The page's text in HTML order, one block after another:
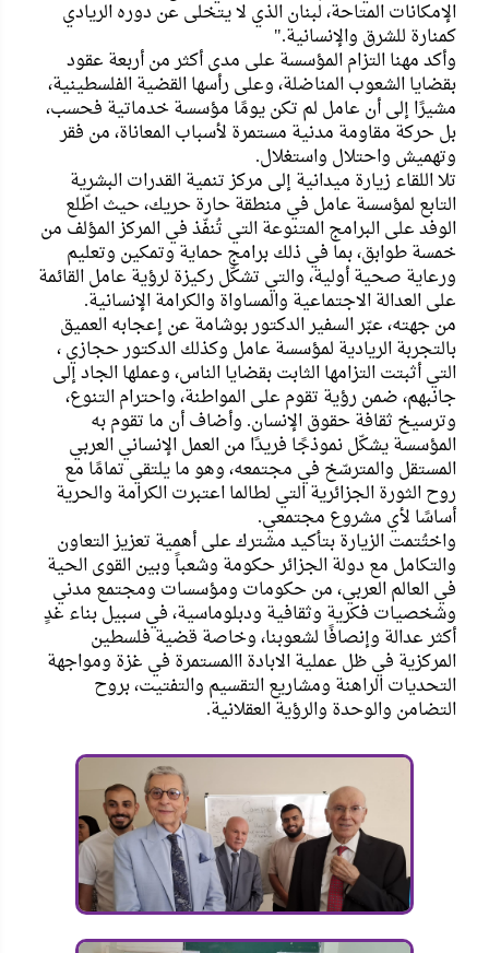
الإمكانات المتاحة، لبنان الذي لا يتخلى عن دوره الريادي
كمنارة للشرق والإنسانية."
وأكد مهنا التزام المؤسسة على مدى أكثر من أربعة عقود
بقضايا الشعوب المناضلة، وعلى رأسها القضية الفلسطينية،
مشيرًا إلى أن عامل لم تكن يومًا مؤسسة خدماتية فحسب،
بل حركة مقاومة مدنية مستمرة لأسباب المعاناة، من فقر
وتهميش واحتلال واستغلال.
تلا اللقاء زيارة ميدانية إلى مركز تنمية القدرات البشرية
التابع لمؤسسة عامل في منطقة حارة حريك، حيث اطّلع
الوفد على البرامج المتنوعة التي تُنفّذ في المركز المؤلف من
خمسة طوابق، بما في ذلك برامج حماية وتمكين وتعليم
ورعاية صحية أولية، والتي تشكّل ركيزة لرؤية عامل القائمة
على العدالة الاجتماعية والمساواة والكرامة الإنسانية.
من جهته، عبّر السفير الدكتور بوشامة عن إعجابه العميق
بالتجربة الريادية لمؤسسة عامل وكذلك الدكتور حجازي ،
التي أثبتت التزامها الثابت بقضايا الناس، وعملها الجاد إلى
جانبهم، ضمن رؤية تقوم على المواطنة، واحترام التنوع،
وترسيخ ثقافة حقوق الإنسان. وأضاف أن ما تقوم به
المؤسسة يشكّل نموذجًا فريدًا من العمل الإنساني العربي
المستقل والمترسّخ في مجتمعه، وهو ما يلتقي تمامًا مع
روح الثورة الجزائرية التي لطالما اعتبرت الكرامة والحرية
أساسًا لأي مشروع مجتمعي.
واختُتمت الزيارة بتأكيد مشترك على أهمية تعزيز التعاون
والتكامل مع دولة الجزائر حكومة وشعباً وبين القوى الحية
في العالم العربي، من حكومات ومؤسسات ومجتمع مدني
وشخصيات فكرية وثقافية ودبلوماسية، في سبيل بناء غدٍ
أكثر عدالة وإنصافًا لشعوبنا، وخاصة قضية فلسطين
المركزية في ظل عملية الابادة االمستمرة في غزة ومواجهة
التحديات الراهنة ومشاريع التقسيم والتفتيت، بروح
التضامن والوحدة والرؤية العقلانية.